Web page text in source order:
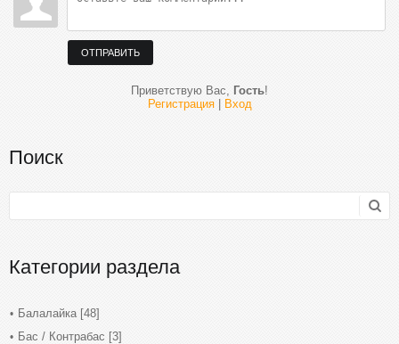
ОТПРАВИТЬ
Приветствую Вас, Гость!
Регистрация| Вход
Поиск
Категории раздела
Балалайка [48]
Бас / Контрабас [3]